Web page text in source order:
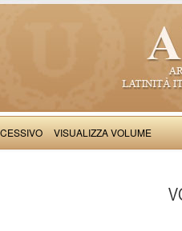
VISUALIZZA VOLUME